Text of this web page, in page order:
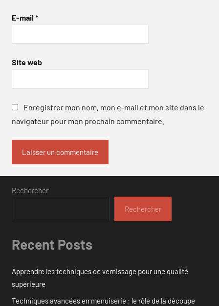
E-mail *
Site web
Enregistrer mon nom, mon e-mail et mon site dans le
navigateur pour mon prochain commentaire.
Rechercher
Rechercher
Recent Posts
Apprendre les techniques de vernissage pour une qualité
supérieure
Techniques avancées en menuiserie : le rôle de la découpe